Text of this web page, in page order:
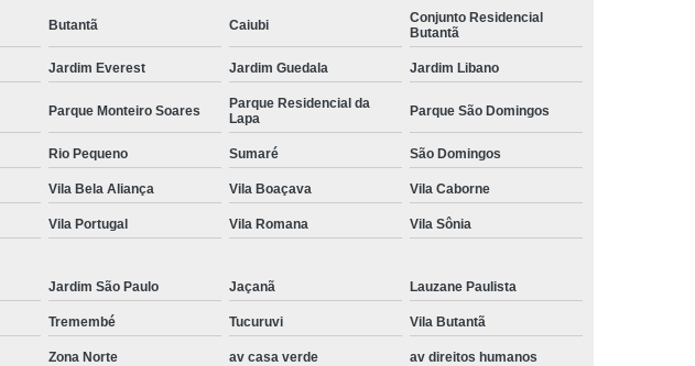
Geladeira Expositora
Conserto para Geladeira Expositora
Geladeira Expositora de Bar
Brastemp Instalação de Fogão
de Fogão Brastemp
Instalação de Fogão Cooktop
de Embutir
Instalação de Fogão Gás Encanado
Instalação Fogão
Instalação Fogão Cooktop
Instalação Fogão de Embutir
de Lavar Roupa
Instalação de Maquina de Lavar Samsung
Maquina de Lavar Roupa
Instalação Maquina de Lavar Roupa
de Lavar Samsung
Instalação Maquina Lavar e Seca
Maquina de Lavar Roupa
Instalar Maquina de Lavar Samsung
Butantã Caiubi
Conjunto Residencial
Butantã
Jardim Everest Jardim Guedala Jardim Libano
Parque Monteiro Soares
Parque Residencial da
Lapa
Parque São Domingos
Rio Pequeno Sumaré São Domingos
Vila Bela Aliança Vila Boaçava Vila Caborne
Vila Portugal Vila Romana Vila Sônia
Jardim São Paulo Jaçanã Lauzane Paulista
Tremembé Tucuruvi Vila Butantã
Zona Norte av casa verde av direitos humanos